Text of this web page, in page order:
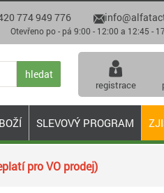
pro VO prodej)
SLEVOVÝ PROGRAM
hledat
registrace
774 949 776
po - pá 9:00 - 12:00 a 12:45 -